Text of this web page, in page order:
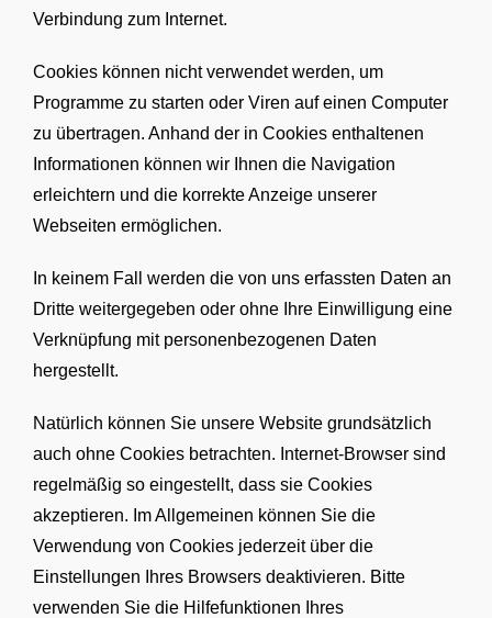
Verbindung zum Internet.
Cookies können nicht verwendet werden, um
Programme zu starten oder Viren auf einen Computer
zu übertragen. Anhand der in Cookies enthaltenen
Informationen können wir Ihnen die Navigation
erleichtern und die korrekte Anzeige unserer
Webseiten ermöglichen.
In keinem Fall werden die von uns erfassten Daten an
Dritte weitergegeben oder ohne Ihre Einwilligung eine
Verknüpfung mit personenbezogenen Daten
hergestellt.
Natürlich können Sie unsere Website grundsätzlich
auch ohne Cookies betrachten. Internet-Browser sind
regelmäßig so eingestellt, dass sie Cookies
akzeptieren. Im Allgemeinen können Sie die
Verwendung von Cookies jederzeit über die
Einstellungen Ihres Browsers deaktivieren. Bitte
verwenden Sie die Hilfefunktionen Ihres